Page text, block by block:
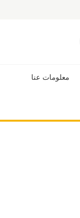
معلومات عنا